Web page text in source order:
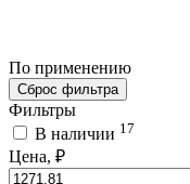
По применению
Сброс фильтра
Фильтры
В наличии 17
Цена, ₽